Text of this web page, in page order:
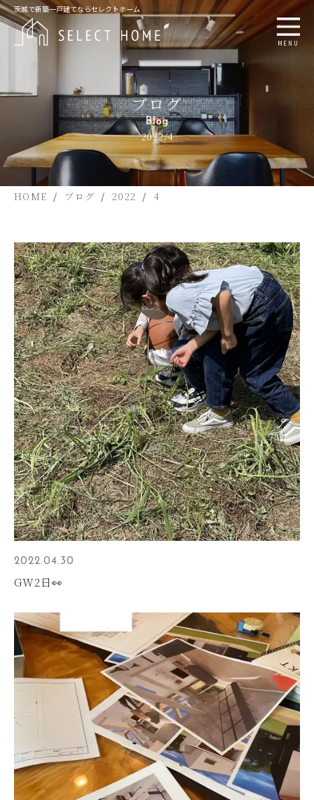
茨城で新築一戸建てならセレクトホーム
MENU
ブログ
Blog
2022/4
HOME ブログ 2022 4
2022.04.30
GW2日👀